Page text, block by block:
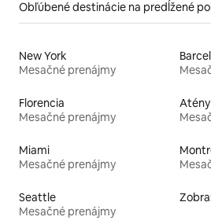
Obľúbené destinácie na predĺžené
New York
Mesačné prenájmy
Florencia
Mesačné prenájmy
Atény
Miami
Mesačné prenájmy
Seattle
Mesačné prenájmy